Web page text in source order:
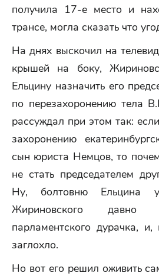
получила 17-е место и
трансе, могла сказать что
На днях выскочил на
крышей на боку,
Ельцину назначить его
по перезахоронению тела
рассуждал при этом так:
захоронению
сын юриста Немцов, то
не стать председателем
Ну, болтовню Ельцина
Жириновского давно
парламентского дурачка,
заглохло.
Но вот его решил оживить